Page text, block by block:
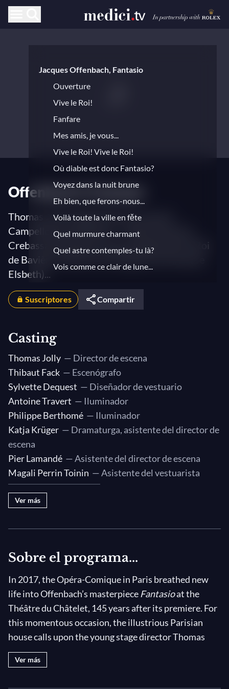
Jacques Offenbach, Fantasio
Ouverture
Vive le Roi!
Fanfare
Mes amis, je vous...
Vive le Roi! Vive le Roi!
Où diable est donc Fantasio?
Voyez dans la nuit brune
Eh bien, que ferons-nous...
Voilà toute la ville en fěte
Quel murmure charmant
Quel astre contemples-tu là?
Vois comme ce clair de lune...
Que je prenne la place de Saint-Jean
Tute bruit cesse
Quand l'ombre des arbres
Je me sens, malgré tout...
Oui, c'est bien lui, chère princesse!
Permettez-moi de baiser cette main
Je ne serai donc jamais
Quel métier délicieux que celui...
C'est le nouveau bouffon de Roi
C'est aujourd'hui fête à la cour
Par Jupiter! Je l'avais bien prédit !
Psyché pauvre imprudente
Est-ce un rêve
Il n'est qu'un refrain à chanter
Princesse, on vous cherche
Calmez-vous, prince !
Offenbach's Fantasio
Thomas Jolly (stage director), Laurent
Campellone (conductor) — With Marianne
Crebassa (Fantasio), Franck Leguérinel (Le Roi
de Bavière), Marie-Eve Munger (La Princesse
Elsbeth)...
Suscriptores Compartir
Casting
Thomas Jolly — Director de escena
Thibaut Fack — Escenógrafo
Sylvette Dequest — Diseñador de vestuario
Antoine Travert — Iluminador
Philippe Berthomé — Iluminador
Katja Krüger — Dramaturga, asistente del director de
escena
Pier Lamandé — Asistente del director de escena
Magali Perrin Toinin — Asistente del vestuarista
Ver más
Sobre el programa...
In 2017, the Opéra-Comique in Paris breathed new
life into Offenbach’s masterpiece Fantasioat the
Théâtre du Châtelet, 145 years after its premiere. For
this momentous occasion, the illustrious Parisian
house calls upon the young stage director Thomas
Jolly and his artistic team, the conductor Laurent
Campellone, and a cast of fantastic performers—with
Ver más